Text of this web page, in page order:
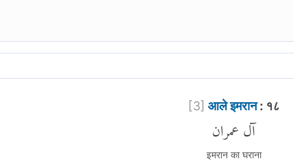
[3] आले इमरान: १८
آل عمران
इमरान का घराना